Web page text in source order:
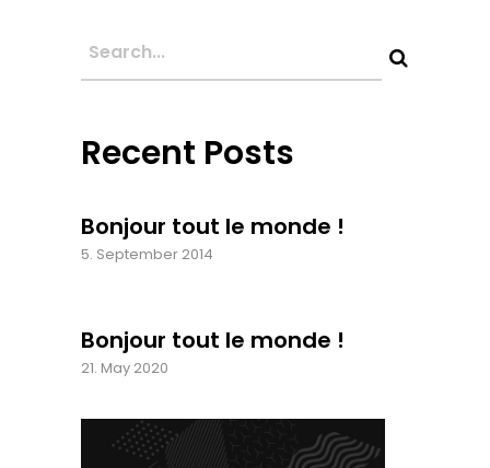
Recent Posts
Bonjour tout le monde !
5. September 2014
Bonjour tout le monde !
21. May 2020